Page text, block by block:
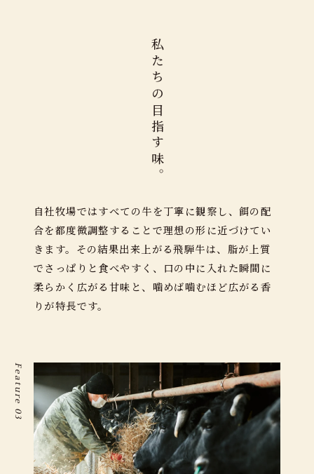
私たちの目指す味。
⾃社牧場ではすべての牛を丁寧に観察し、餌の配
合を都度微調整することで理想の形に近づけてい
きます。その結果出来上がる⾶騨⽜は、脂が上質
でさっぱりと食べやすく、⼝の中に⼊れた瞬間に
柔らかく広がる⽢味と、噛めば噛むほど広がる⾹
りが特長です。